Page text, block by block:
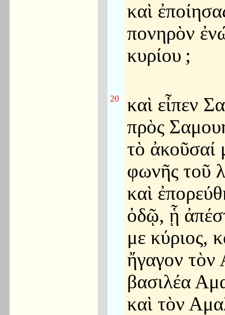
καὶ
πονηρὸν
κυρίου ;
20
καὶ εἶπεν
πρὸς
τὸ ἀκοῦσαί
φωνῆς τοῦ
καὶ
ὁδῷ, ᾗ
με κύριος,
ἤγαγον τὸν
βασιλέα
καὶ τὸν